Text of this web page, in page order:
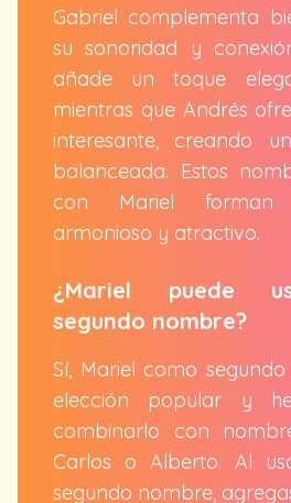
Gabriel complementa
su sonoridad y
añade un toque
mientras que Andrés
interesante, creando
balanceada. Estos
con Mariel
armonioso y atractivo.
¿Mariel puede
segundo nombre?
Sí, Mariel como
elección popular y
combinarlo con
Carlos o Alberto. Al
segundo nombre,